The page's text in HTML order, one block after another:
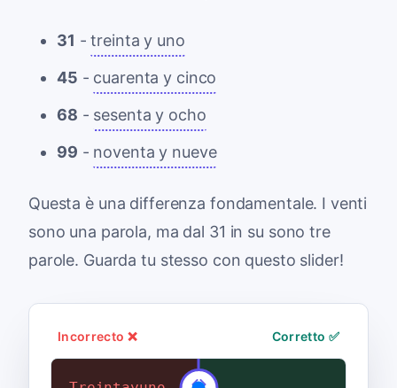
31 -treinta y uno
45 - cuarenta y cinco
68 - sesenta y ocho
99 - noventa y nueve
Questa è una differenza fondamentale. I venti
sono una parola, ma dal 31 in su sono tre
parole. Guarda tu stesso con questo slider!
Incorrecto ❌ Corretto ✅